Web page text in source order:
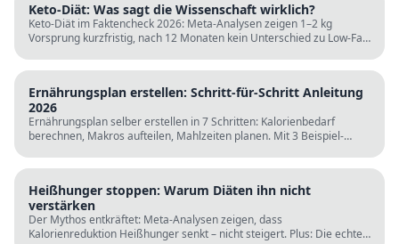
Keto-Diät: Was sagt die Wissenschaft wirklich?
Keto-Diät im Faktencheck 2026: Meta-Analysen zeigen 1–2 kg
Vorsprung kurzfristig, nach 12 Monaten kein Unterschied zu Low-Fat.
Ernährungsplan erstellen: Schritt-für-Schritt Anleitung
2026
Ernährungsplan selber erstellen in 7 Schritten: Kalorienbedarf
berechnen, Makros aufteilen, Mahlzeiten planen. Mit 3 Beispiel-
Heißhunger stoppen: Warum Diäten ihn nicht
verstärken
Der Mythos entkräftet: Meta-Analysen zeigen, dass
Kalorienreduktion Heißhunger senkt – nicht steigert. Plus: Die echten